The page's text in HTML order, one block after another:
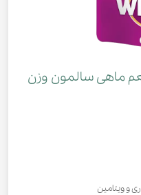
ماهی سالمون وزن
و ویتامین